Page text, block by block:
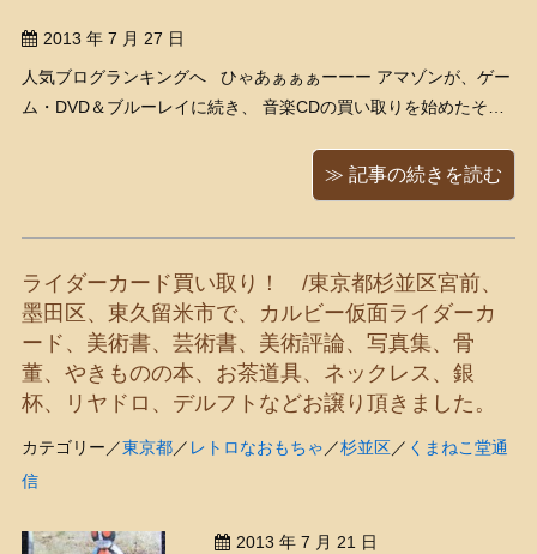
2013 年 7 月 27 日
人気ブログランキングへ ひゃあぁぁぁーーー アマゾンが、ゲー
ム・DVD＆ブルーレイに続き、 音楽CDの買い取りを始めたそう
http://www.itmedia.co.jp/news/articles/1307/24/news086.html 次
≫ 記事の続きを読む
ライダーカード買い取り！ /東京都杉並区宮前、
墨田区、東久留米市で、カルビー仮面ライダーカ
ード、美術書、芸術書、美術評論、写真集、骨
董、やきものの本、お茶道具、ネックレス、銀
杯、リヤドロ、デルフトなどお譲り頂きました。
カテゴリー／東京都／ レトロなおもちゃ／杉並区／ くまねこ堂通
信
2013 年 7 月 21 日